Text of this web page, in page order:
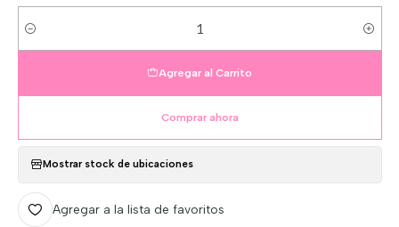
Cantidad
Agregar al Carrito
Comprar ahora
Mostrar stock de ubicaciones
Agregar a la lista de favoritos